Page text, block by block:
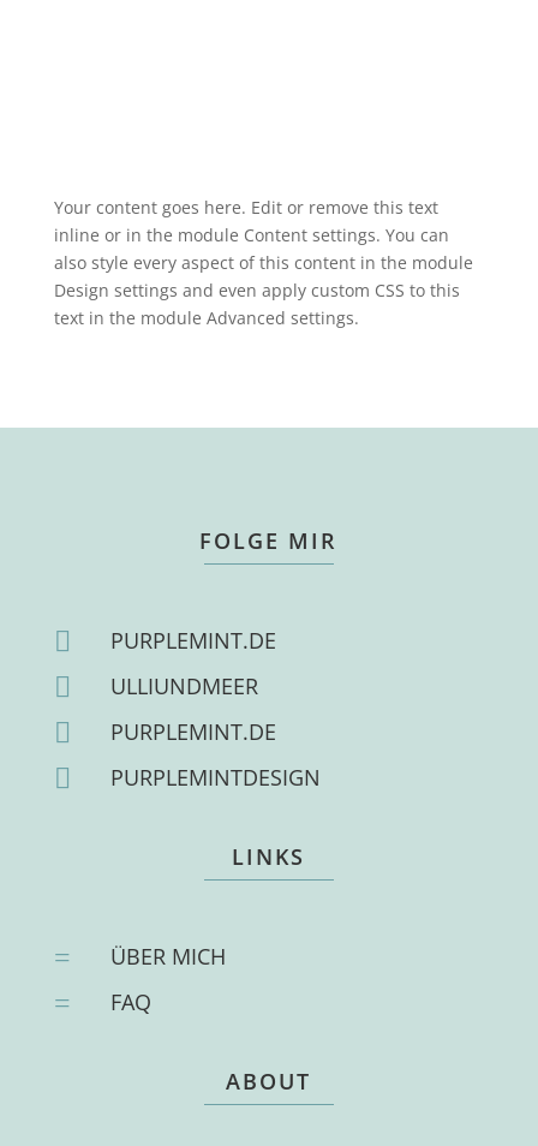
Your content goes here. Edit or remove this text
inline or in the module Content settings. You can
also style every aspect of this content in the module
Design settings and even apply custom CSS to this
text in the module Advanced settings.
FOLGE MIR
 PURPLEMINT.DE
 ULLIUNDMEER
 PURPLEMINT.DE
 PURPLEMINTDESIGN
LINKS
= ÜBER MICH
= FAQ
ABOUT